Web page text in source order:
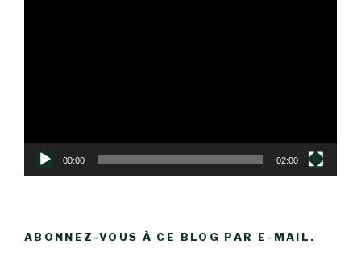
00:00 02:00
ABONNEZ-VOUS À CE BLOG PAR E-MAIL.